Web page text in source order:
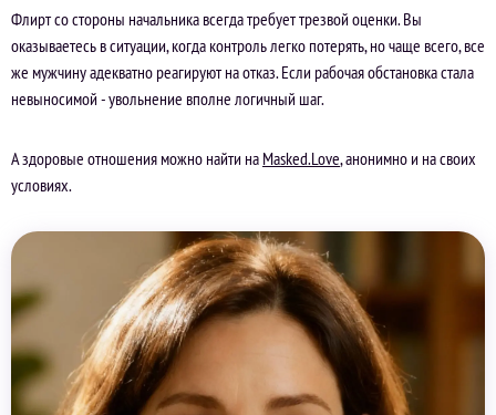
Флирт со стороны начальника всегда требует трезвой оценки. Вы
оказываетесь в ситуации, когда контроль легко потерять, но чаще всего, все
же мужчину адекватно реагируют на отказ. Если рабочая обстановка стала
невыносимой - увольнение вполне логичный шаг.
А здоровые отношения можно найти на Masked.Love, анонимно и на своих
условиях.